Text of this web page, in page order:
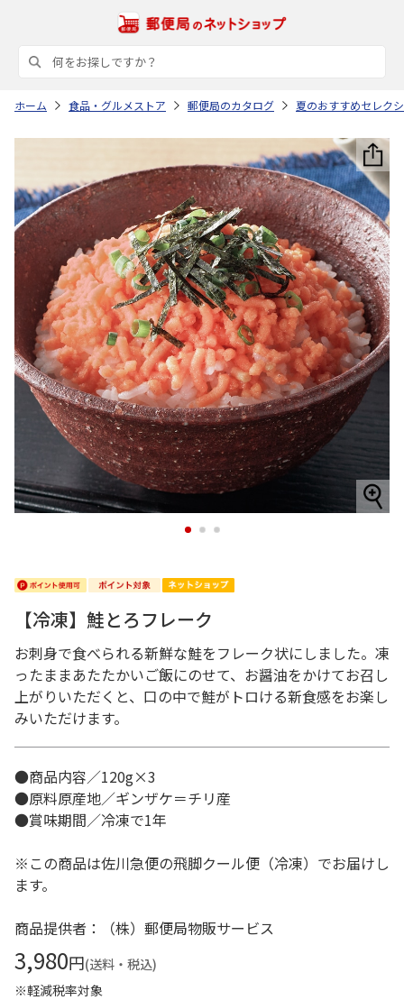
ホーム 食品・グルメストア 郵便局のカタログ 夏のおすすめセレク
1 2 3
【冷凍】鮭とろフレーク
お刺身で食べられる新鮮な鮭をフレーク状にしました。凍
ったままあたたかいご飯にのせて、お醤油をかけてお召し
上がりいただくと、口の中で鮭がトロける新食感をお楽し
みいただけます。
●商品内容／120g×3
●原料原産地／ギンザケ＝チリ産
●賞味期間／冷凍で1年
※この商品は佐川急便の飛脚クール便（冷凍）でお届けし
ます。
商品提供者：（株）郵便局物販サービス
3,980円(送料・税込)
※軽減税率対象